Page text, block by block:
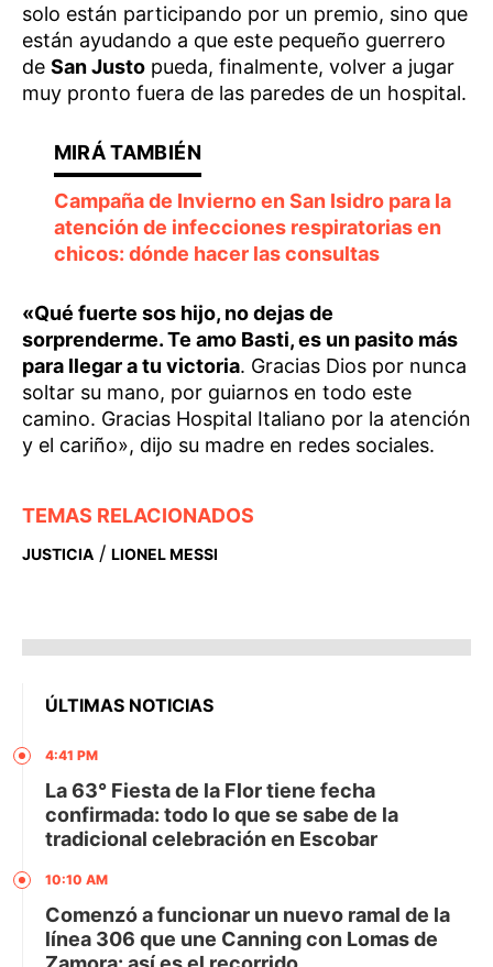
solo están participando por un premio, sino que
están ayudando a que este pequeño guerrero
de San Justo pueda, finalmente, volver a jugar
muy pronto fuera de las paredes de un hospital.
Campaña de Invierno en San Isidro para la
atención de infecciones respiratorias en
chicos: dónde hacer las consultas
«Qué fuerte sos hijo, no dejas de
sorprenderme. Te amo Basti, es un pasito más
para llegar a tu victoria. Gracias Dios por nunca
soltar su mano, por guiarnos en todo este
camino. Gracias Hospital Italiano por la atención
y el cariño», dijo su madre en redes sociales.
TEMAS RELACIONADOS
JUSTICIA / LIONEL MESSI
ÚLTIMAS NOTICIAS
4:41 PM
La 63° Fiesta de la Flor tiene fecha
confirmada: todo lo que se sabe de la
tradicional celebración en Escobar
10:10 AM
Comenzó a funcionar un nuevo ramal de la
línea 306 que une Canning con Lomas de